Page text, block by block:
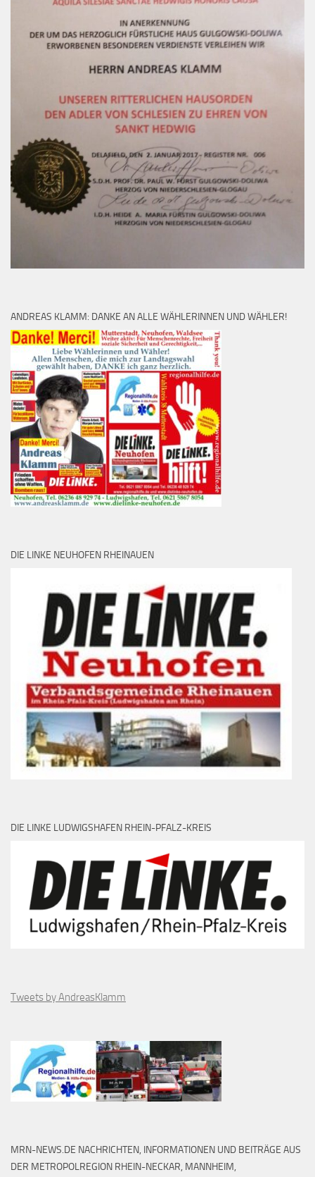
ANDREAS KLAMM: DANKE AN ALLE WÄHLERINNEN UND WÄHLER!
DIE LINKE NEUHOFEN RHEINAUEN
DIE LINKE LUDWIGSHAFEN RHEIN-PFALZ-KREIS
Tweets by AndreasKlamm
MRN-NEWS.DE NACHRICHTEN, INFORMATIONEN UND BEITRÄGE AUS
DER METROPOLREGION RHEIN-NECKAR, MANNHEIM,